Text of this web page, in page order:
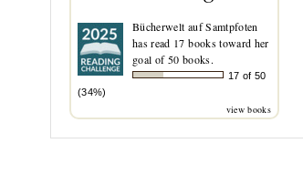
Bücherwelt auf Samtpfoten
has read 17 books toward her
goal of 50 books.
17 of 50
(34%)
view books